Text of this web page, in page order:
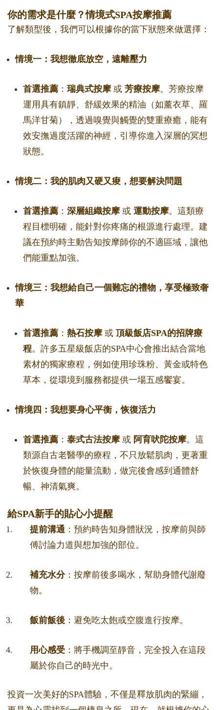
你的需求是什麼？情境式SPA按摩推薦
了解類型後，我們可以根據你的當下狀態來做選擇：
情境一：我想徹底放空，遠離壓力
首選推薦 ： 瑞典式按摩或 芳療按摩。芳療按摩
運用具有鎮靜、舒緩效果的精油（如薰衣草、羅
馬洋甘菊），透過嗅覺與觸覺的雙重療癒，能有
效安撫過度活躍的神經，引導你進入深層的冥想
狀態。
情境二：我的肌肉又硬又痠，想要解決問題
首選推薦 ： 深層組織按摩或 運動按摩。這類療
程目標明確，能針對你疼痛的根源進行處理。建
議在預約時主動告知按摩師你的不適區域，讓他
們能重點加強。
情境三：我想給自己一個難忘的禮物，享受極致奢
華
首選推薦 ： 熱石按摩或 頂級飯店SPA的招牌療
程。許多五星級飯店的SPA中心會推出結合當地
素材的獨家療程，例如使用珍珠粉、黃金或特色
草本，從環境到服務都提供一場五感饗宴。
情境四：我想要身心平衡，恢復活力
首選推薦 ： 泰式古法按摩或 阿育吠陀按摩。這
類源自古老醫學的療程，不只放鬆肌肉，更著重
於恢復身體的能量流動，做完後會感到通體舒
暢、神清氣爽。
給SPA新手的貼心小提醒
提前溝通 ：預約時告知身體狀況，按摩前與師
傅討論力道與想加強的部位。
補充水分：按摩前後多喝水，幫助身體代謝廢
物。
飯前飯後 ：避免吃太飽或空腹進行按摩。
用心感受 ：將手機調至靜音，完全投入在這段
屬於你自己的時光中。
投資一次美好的SPA體驗，不僅是釋放肌肉的緊繃，